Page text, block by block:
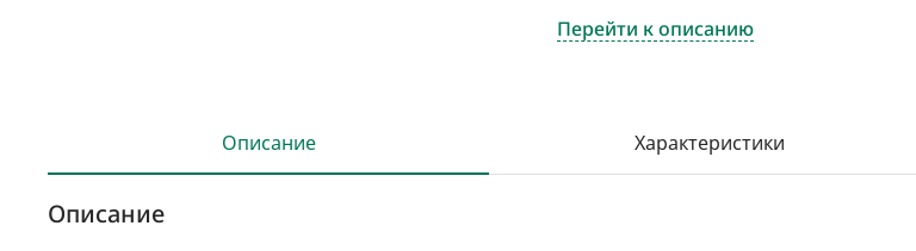
Перейти к описанию
Описание Характеристики
Описание